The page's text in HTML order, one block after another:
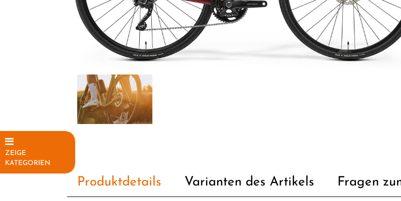
ZEIGE
KATEGORIEN
Produktdetails Varianten des Artikels Fragen